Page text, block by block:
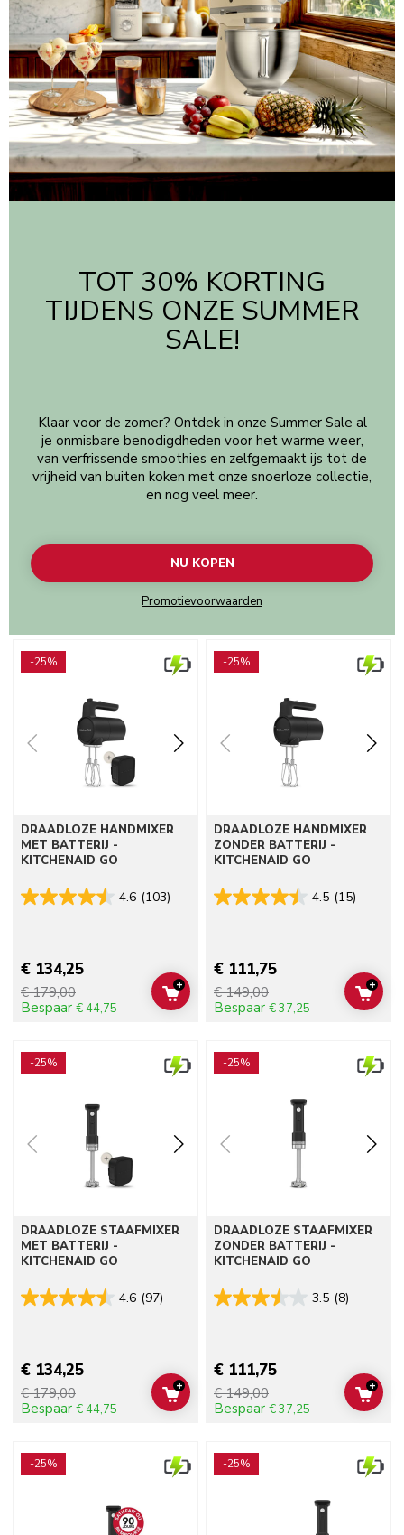
TOT 30% KORTING
TIJDENS ONZE SUMMER
SALE!
Klaar voor de zomer? Ontdek in onze Summer Sale al
je onmisbare benodigdheden voor het warme weer,
van verfrissende smoothies en zelfgemaakt ijs tot de
vrijheid van buiten koken met onze snoerloze collectie,
en nog veel meer.
NU KOPEN
Promotievoorwaarden
-25%
DRAADLOZE HANDMIXER
MET BATTERIJ -
KITCHENAID GO
4.6 (103)
€ 134,25
€ 179,00
Bespaar € 44,75
ADD TO CART
+
-25%
DRAADLOZE HANDMIXER
ZONDER BATTERIJ -
KITCHENAID GO
4.5 (15)
€ 111,75
€ 149,00
Bespaar € 37,25
ADD
+
-25%
DRAADLOZE STAAFMIXER
MET BATTERIJ -
KITCHENAID GO
4.6 (97)
€ 134,25
€ 179,00
Bespaar € 44,75
ADD TO CART
+
-25%
DRAADLOZE STAAFMIXER
ZONDER BATTERIJ -
KITCHENAID GO
3.5 (8)
€ 111,75
€ 149,00
Bespaar € 37,25
ADD
+
-25% -25%